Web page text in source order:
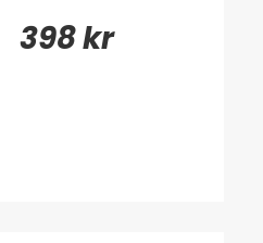
398 kr